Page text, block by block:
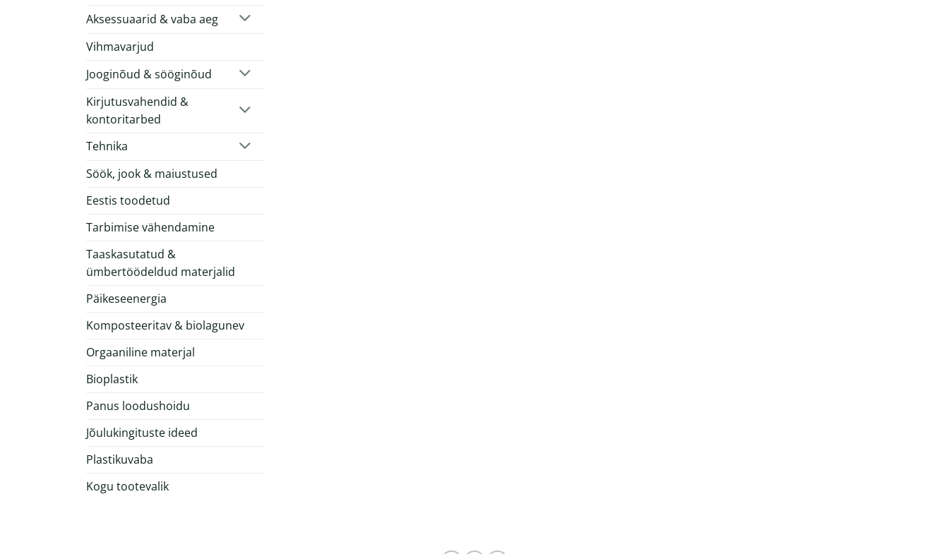
Aksessuaarid & vaba aeg
Vihmavarjud
Jooginõud & sööginõud
Kirjutusvahendid &
kontoritarbed
Tehnika
Söök, jook & maiustused
Eestis toodetud
Tarbimise vähendamine
Taaskasutatud &
ümbertöödeldud materjalid
Päikeseenergia
Komposteeritav & biolagunev
Orgaaniline materjal
Bioplastik
Panus loodushoidu
Jõulukingituste ideed
Plastikuvaba
Kogu tootevalik